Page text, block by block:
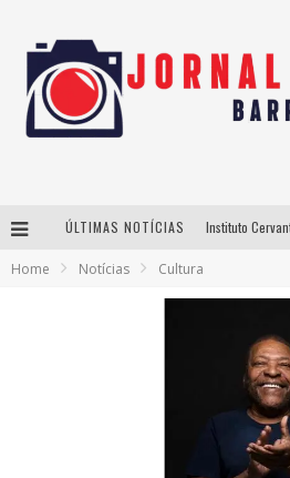
ÚLTIMAS NOTÍCIAS
Home Notícias Cultura